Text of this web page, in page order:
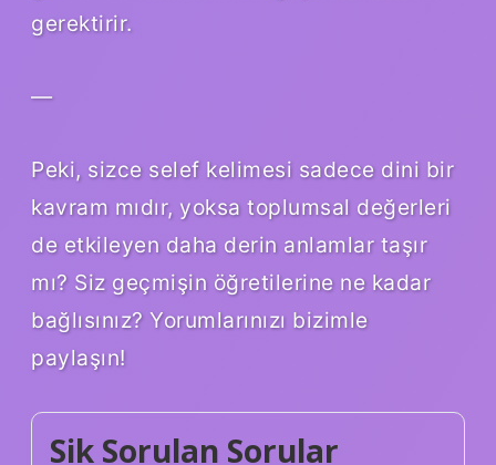
gerektirir.
—
Peki, sizce selef kelimesi sadece dini bir
kavram mıdır, yoksa toplumsal değerleri
de etkileyen daha derin anlamlar taşır
mı? Siz geçmişin öğretilerine ne kadar
bağlısınız? Yorumlarınızı bizimle
paylaşın!
Sik Sorulan Sorular